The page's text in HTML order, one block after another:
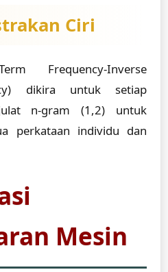
Ciri
Frequency-Inverse
dikira untuk setiap
n-gram (1,2) untuk
perkataan individu dan
Mesin